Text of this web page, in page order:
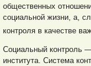
общественных
социальной жизни, а,
контроля в качестве
Социальный контроль
института. Система